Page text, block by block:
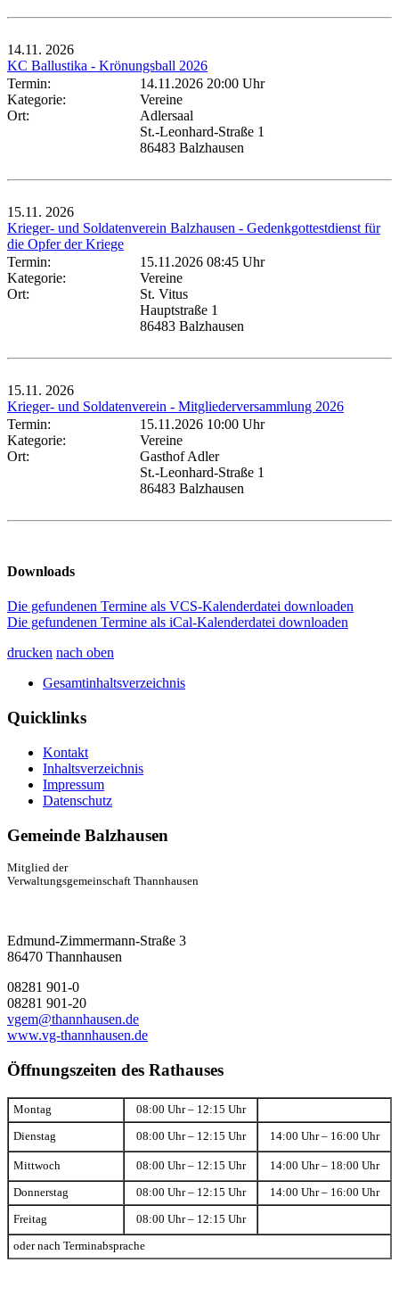
14.11. 2026
KC Ballustika - Krönungsball 2026
Termin:
14.11.2026 20:00 Uhr
Kategorie:
Vereine
Ort:
Adlersaal
St.-Leonhard-Straße 1
86483 Balzhausen
15.11. 2026
Krieger- und Soldatenverein Balzhausen - Gedenkgottestdienst für
die Opfer der Kriege
Termin:
15.11.2026 08:45 Uhr
Kategorie:
Vereine
Ort:
St. Vitus
Hauptstraße 1
86483 Balzhausen
15.11. 2026
Krieger- und Soldatenverein - Mitgliederversammlung 2026
Termin:
15.11.2026 10:00 Uhr
Kategorie:
Vereine
Ort:
Gasthof Adler
St.-Leonhard-Straße 1
86483 Balzhausen
Downloads
Die gefundenen Termine als VCS-Kalenderdatei downloaden
Die gefundenen Termine als iCal-Kalenderdatei downloaden
drucken nach oben
Gesamtinhaltsverzeichnis
Quicklinks
Kontakt
Inhaltsverzeichnis
Impressum
Datenschutz
Gemeinde Balzhausen
Mitglied der
Verwaltungsgemeinschaft Thannhausen
Edmund-Zimmermann-Straße 3
86470 Thannhausen
08281 901-0
08281 901-20
vgem@thannhausen.de
www.vg-thannhausen.de
Öffnungszeiten des Rathauses
Montag 08:00 Uhr – 12:15 Uhr
Dienstag 08:00 Uhr – 12:15 Uhr 14:00 Uhr – 16:00 Uhr
Mittwoch 08:00 Uhr – 12:15 Uhr 14:00 Uhr – 18:00 Uhr
Donnerstag 08:00 Uhr – 12:15 Uhr 14:00 Uhr – 16:00 Uhr
Freitag 08:00 Uhr – 12:15 Uhr
oder nach Terminabsprache